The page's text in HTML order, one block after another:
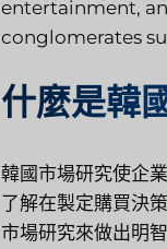
entertainment,
conglomerates
什麼是韓
韓國市場研究使企
了解在製定購買決
市場研究來做出明